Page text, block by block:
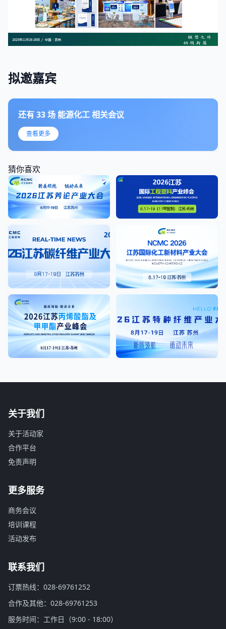
拟邀嘉宾
还有33场 能源化工相关会议
查看更多
猜你喜欢
关于我们
关于活动家
合作平台
免责声明
更多服务
商务会议
培训课程
活动发布
联系我们
订票热线：028-69761252
合作及其他：028-69761253
服务时间：工作日（9:00 - 18:00）